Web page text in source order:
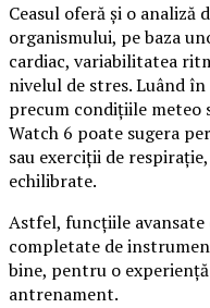
Ceasul oferă și o analiză
organismului, pe baza
cardiac, variabilitatea
nivelul de stres. Luând
precum condițiile meteo
Watch 6 poate sugera
sau exerciții de
echilibrate.
Astfel, funcțiile
completate de
bine, pentru o
antrenament.